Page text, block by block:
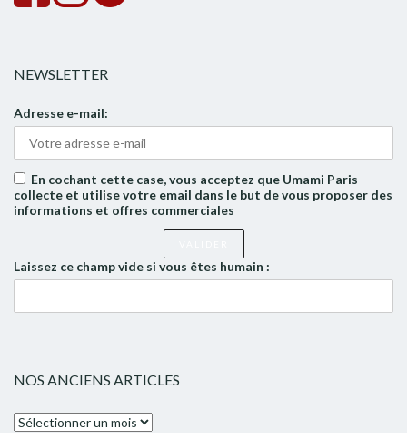
NEWSLETTER
Adresse e-mail:
En cochant cette case, vous acceptez que Umami Paris
collecte et utilise votre email dans le but de vous proposer des
informations et offres commerciales
Laissez ce champ vide si vous êtes humain :
NOS ANCIENS ARTICLES
Nos